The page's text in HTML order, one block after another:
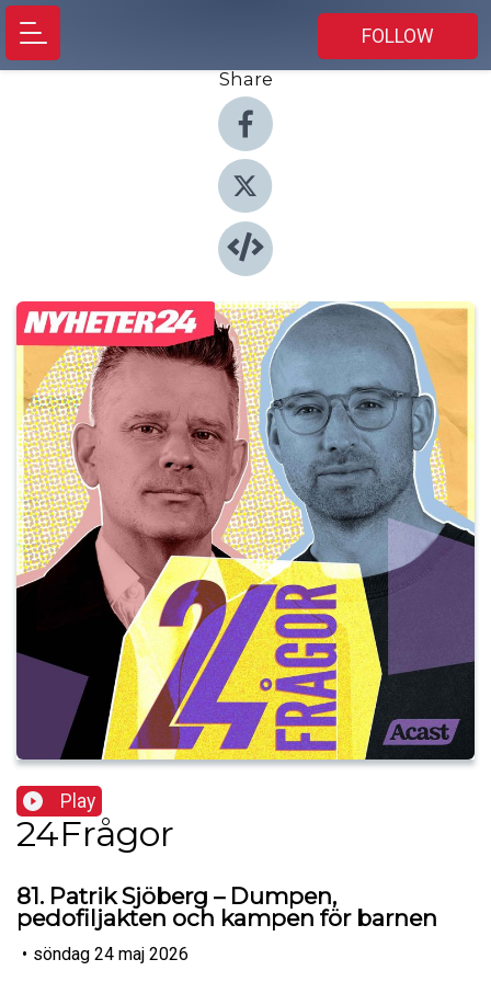
FOLLOW
Share
Play
24Frågor
81. Patrik Sjöberg – Dumpen,
pedofiljakten och kampen för barnen
• söndag 24 maj 2026